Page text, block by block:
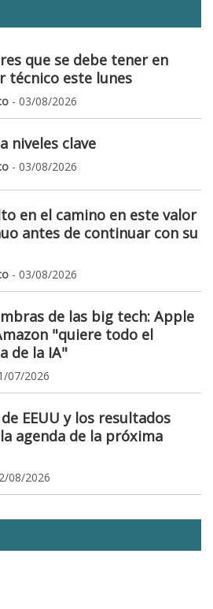
que se debe tener en
técnico este lunes
- 03/08/2026
niveles clave
- 03/08/2026
en el camino en este valor
antes de continuar con su
- 03/08/2026
de las big tech: Apple
"quiere todo el
de la IA"
07/2026
EEUU y los resultados
agenda de la próxima
08/2026